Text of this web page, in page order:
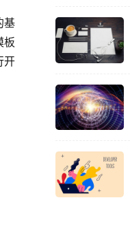
基
板
开